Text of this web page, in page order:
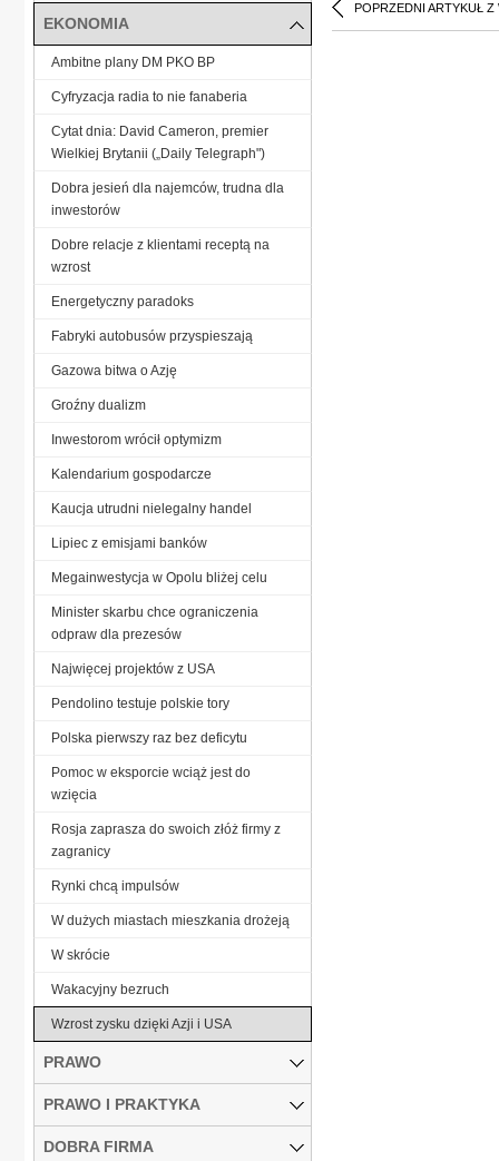
POPRZEDNI ARTYKUŁ Z
EKONOMIA
Ambitne plany DM PKO BP
Cyfryzacja radia to nie fanaberia
Cytat dnia: David Cameron, premier
Wielkiej Brytanii („Daily Telegraph")
Dobra jesień dla najemców, trudna dla
inwestorów
Dobre relacje z klientami receptą na
wzrost
Energetyczny paradoks
Fabryki autobusów przyspieszają
Gazowa bitwa o Azję
Groźny dualizm
Inwestorom wrócił optymizm
Kalendarium gospodarcze
Kaucja utrudni nielegalny handel
Lipiec z emisjami banków
Megainwestycja w Opolu bliżej celu
Minister skarbu chce ograniczenia
odpraw dla prezesów
Najwięcej projektów z USA
Pendolino testuje polskie tory
Polska pierwszy raz bez deficytu
Pomoc w eksporcie wciąż jest do
wzięcia
Rosja zaprasza do swoich złóż firmy z
zagranicy
Rynki chcą impulsów
W dużych miastach mieszkania drożeją
W skrócie
Wakacyjny bezruch
Wzrost zysku dzięki Azji i USA
PRAWO
PRAWO I PRAKTYKA
DOBRA FIRMA